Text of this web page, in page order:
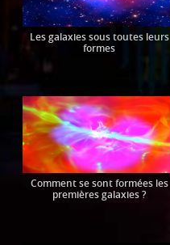
Les galaxies sous toutes leurs
formes
Comment se sont formées les
premières galaxies ?